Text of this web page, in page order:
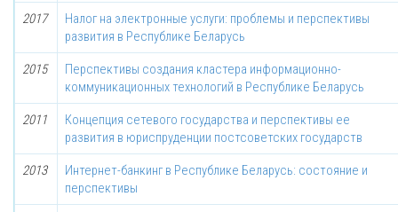
2017
Налог на электронные услуги: проблемы и перспективы
развития в Республике Беларусь
2015
Перспективы создания кластера информационно-
коммуникационных технологий в Республике Беларусь
2011
Концепция сетевого государства и перспективы ее
развития в юриспруденции постсоветских государств
2013
Интернет-банкинг в Республике Беларусь: состояние и
перспективы